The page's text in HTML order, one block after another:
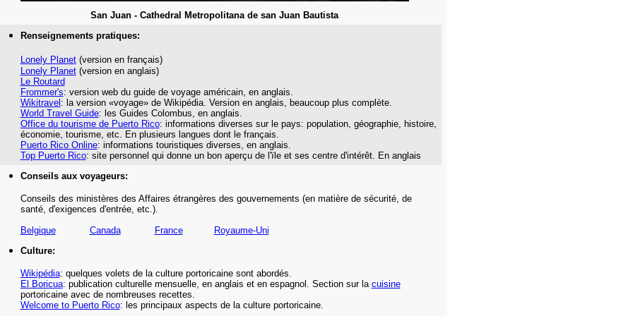
San Juan - Cathedral Metropolitana de san Juan Bautista
Renseignements pratiques:
Lonely Planet(version en français)
Lonely Planet(version en anglais)
Le Routard
Frommer's: version web du guide de voyage américain, en anglais.
Wikitravel : la version «voyage» de Wikipédia. Version en anglais, beaucoup plus complète.
World Travel Guide: les Guides Colombus, en anglais.
Office du tourisme de Puerto Rico: informations diverses sur le pays: population, géographie, histoire,
économie, tourisme, etc. En plusieurs langues dont le français.
Puerto Rico Online: informations touristiques diverses, en anglais.
Top Puerto Rico: site personnel qui donne un bon aperçu de l'ïle et ses centre d'intérêt. En anglais
Conseils aux voyageurs:
Conseils des ministères des Affaires étrangères des gouvernements (en matière de sécurité, de
santé, d'exigences d'entrée, etc.).
Belgique
Canada France
Royaume-Uni
Culture:
Wikipédia: quelques volets de la culture portoricaine sont abordés.
El Boricua: publication culturelle mensuelle, en anglais et en espagnol. Section sur la cuisine
portoricaine avec de nombreuses recettes.
Welcome to Puerto Rico: les principaux aspects de la culture portoricaine.